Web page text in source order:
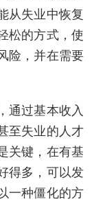
从失业中恢复
松的方式，使
险，并在需要
通过基本收入
至失业的人才
关键，在有基
得多，可以发
一种僵化的方